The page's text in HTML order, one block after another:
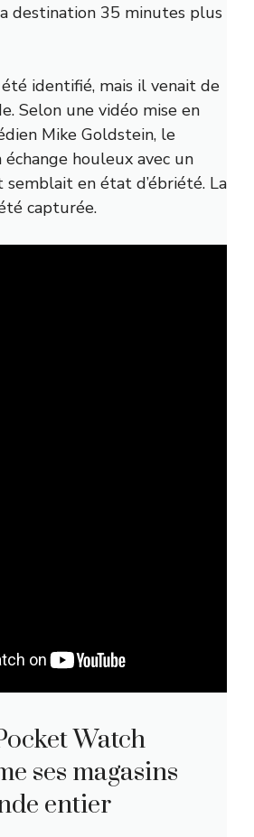
destination 35 minutes plus
été identifié, mais il venait de
Selon une vidéo mise en
Mike Goldstein, le
échange houleux avec un
en état d’ébriété. La
capturée.
Watch
ses magasins
entier